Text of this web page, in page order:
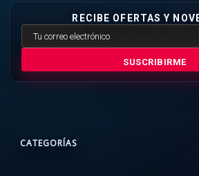
RECIBE OFERTAS Y
SUSCRIBIRME
CATEGORÍAS